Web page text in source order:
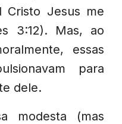
Cristo Jesus me
3:12). Mas, ao
essas
para
dele.
modesta (mas